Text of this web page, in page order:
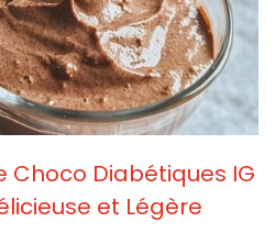
Choco Diabétiques IG
et Légère